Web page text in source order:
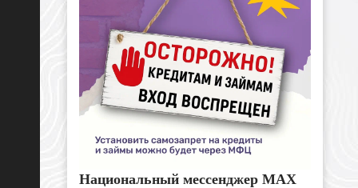
Национальный мессенджер MAX